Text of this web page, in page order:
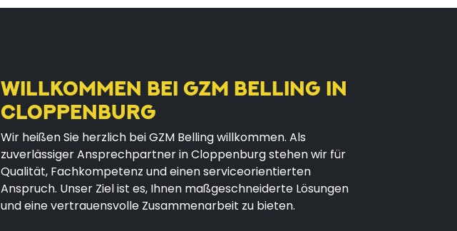
WILLKOMMEN BEI GZM BELLING IN
CLOPPENBURG
Wir heißen Sie herzlich bei GZM Belling willkommen. Als
zuverlässiger Ansprechpartner in Cloppenburg stehen wir für
Qualität, Fachkompetenz und einen serviceorientierten
Anspruch. Unser Ziel ist es, Ihnen maßgeschneiderte Lösungen
und eine vertrauensvolle Zusammenarbeit zu bieten.